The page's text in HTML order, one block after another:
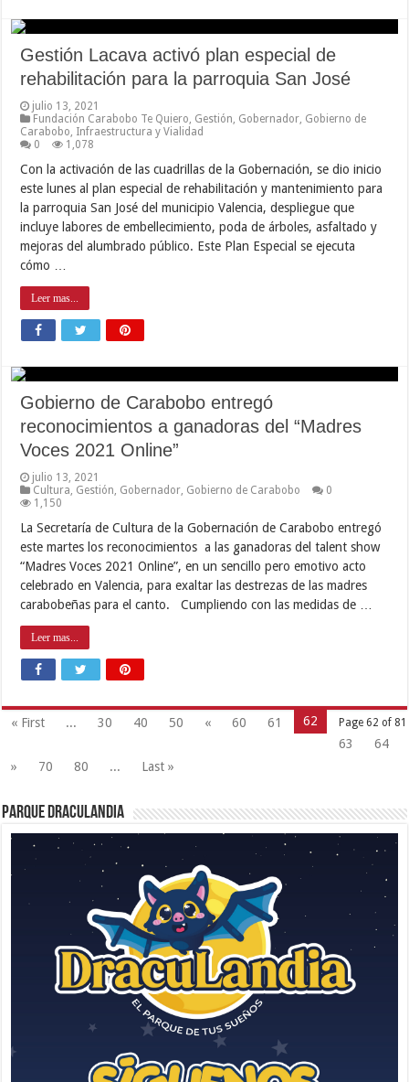
Gestión Lacava activó plan especial de
rehabilitación para la parroquia San José
julio 13, 2021
Fundación Carabobo Te Quiero Gestión Gobernador Gobierno de
Carabobo Infraestructura y Vialidad
0
1,078
Con la activación de las cuadrillas de la Gobernación, se dio inicio
este lunes al plan especial de rehabilitación y mantenimiento para
la parroquia San José del municipio Valencia, despliegue que
incluye labores de embellecimiento, poda de árboles, asfaltado y
mejoras del alumbrado público. Este Plan Especial se ejecuta
cómo …
Leer mas...
Gobierno de Carabobo entregó
reconocimientos a ganadoras del “Madres
Voces 2021 Online”
julio 13, 2021
Cultura Gestión Gobernador Gobierno de Carabobo
0
1,150
La Secretaría de Cultura de la Gobernación de Carabobo entregó
este martes los reconocimientos a las ganadoras del talent show
“Madres Voces 2021 Online”, en un sencillo pero emotivo acto
celebrado en Valencia, para exaltar las destrezas de las madres
carabobeñas para el canto. Cumpliendo con las medidas de …
Leer mas...
Page 62 of 81
« First ... 30 40 50 « 60 61
62
63
64
»
70 80 ... Last »
Parque Draculandia